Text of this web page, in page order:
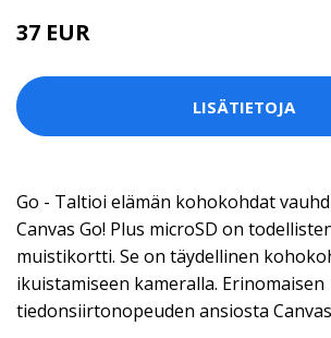
37 EUR
LISÄTIETOJA
Go - Taltioi elämän kohokohdat
Canvas Go! Plus microSD on
muistikortti. Se on täydellinen
ikuistamiseen kameralla.
tiedonsiirtonopeuden ansiosta